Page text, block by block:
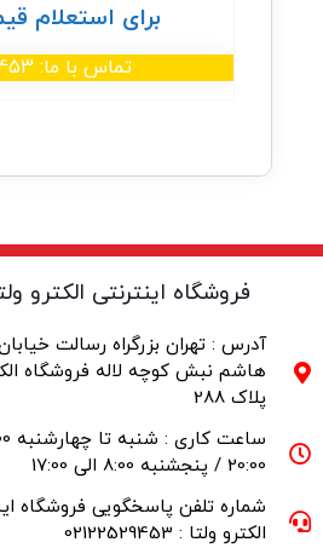
برای استعلام
تماس با ما: 02122529453
فروشگاه اینترنتی الکترو
آدرس : تهران بزرگراه رسالت
هاشم نبش کوچه لاله فروشگاه
پلاک 288
20:00 / پنجشنبه 8:00 الی 17:00
شماره تلفن پاسخگویی فروشگاه
الکترو ولتا : 02122529453